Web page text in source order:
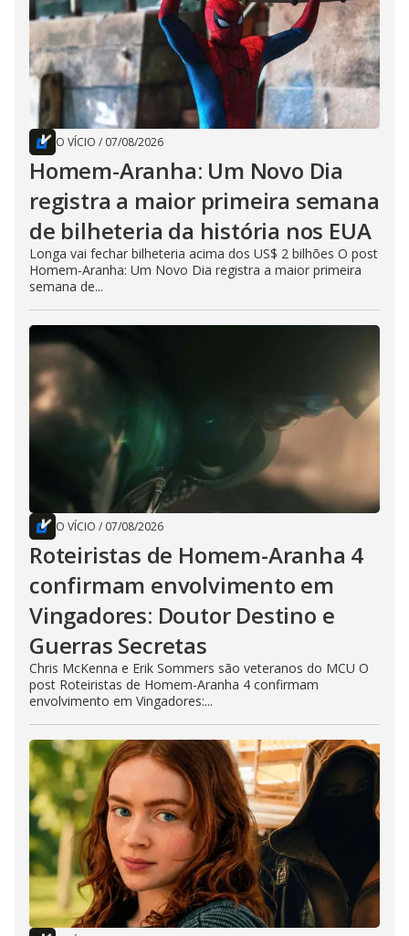
O VÍCIO / 07/08/2026
Homem-Aranha: Um Novo Dia
registra a maior primeira semana
de bilheteria da história nos EUA
Longa vai fechar bilheteria acima dos US$ 2 bilhões O post
Homem-Aranha: Um Novo Dia registra a maior primeira
semana de...
O VÍCIO / 07/08/2026
Roteiristas de Homem-Aranha 4
confirmam envolvimento em
Vingadores: Doutor Destino e
Guerras Secretas
Chris McKenna e Erik Sommers são veteranos do MCU O
post Roteiristas de Homem-Aranha 4 confirmam
envolvimento em Vingadores:...